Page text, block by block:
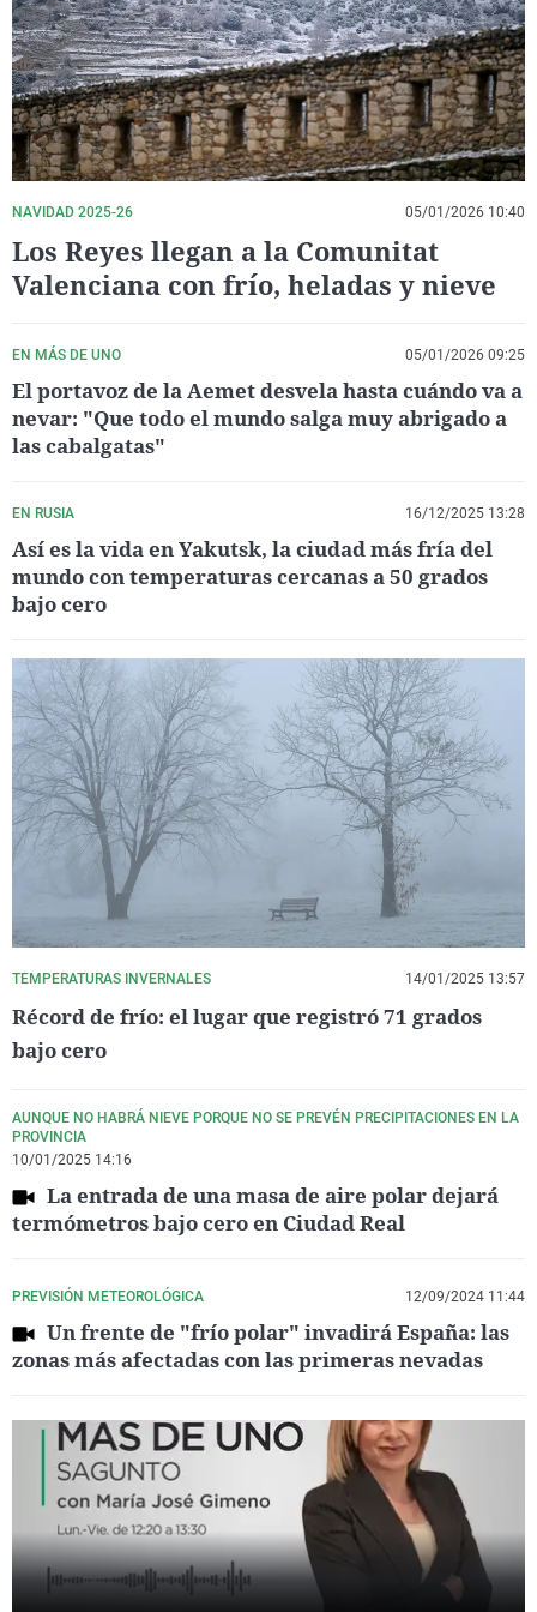
La rosa de los vientos
Gente viajera
Como el perro y el
Caso
Retornados
Equipo de
Operación Viuda
Extremadura
Galicia
La Rioja
Navarra
País Vasco
Virales
Televisión
Elecciones
NAVIDAD 2025-26 05/01/2026 10:40
Los Reyes llegan a la Comunitat
Valenciana con frío, heladas y nieve
EN MÁS DE UNO 05/01/2026 09:25
El portavoz de la Aemet desvela hasta cuándo va a
nevar: "Que todo el mundo salga muy abrigado a
las cabalgatas"
EN RUSIA 16/12/2025 13:28
Así es la vida en Yakutsk, la ciudad más fría del
mundo con temperaturas cercanas a 50 grados
bajo cero
TEMPERATURAS INVERNALES 14/01/2025 13:57
Récord de frío: el lugar que registró 71 grados
bajo cero
AUNQUE NO HABRÁ NIEVE PORQUE NO SE PREVÉN PRECIPITACIONES EN LA
PROVINCIA
10/01/2025 14:16
La entrada de una masa de aire polar dejará
termómetros bajo cero en Ciudad Real
PREVISIÓN METEOROLÓGICA 12/09/2024 11:44
Un frente de "frío polar" invadirá España: las
zonas más afectadas con las primeras nevadas